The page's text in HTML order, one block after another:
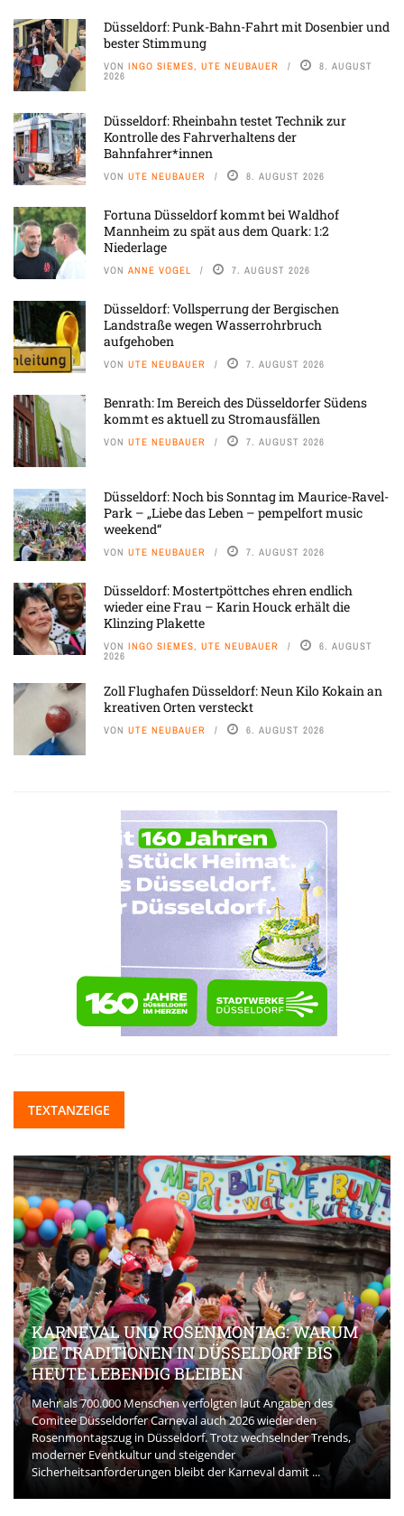
Düsseldorf: Punk-Bahn-Fahrt mit Dosenbier und
bester Stimmung
VON INGO SIEMES, UTE NEUBAUER 8. AUGUST
2026
Düsseldorf: Rheinbahn testet Technik zur
Kontrolle des Fahrverhaltens der
Bahnfahrer*innen
VON UTE NEUBAUER 8. AUGUST 2026
Fortuna Düsseldorf kommt bei Waldhof
Mannheim zu spät aus dem Quark: 1:2
Niederlage
VON ANNE VOGEL 7. AUGUST 2026
Düsseldorf: Vollsperrung der Bergischen
Landstraße wegen Wasserrohrbruch
aufgehoben
VON UTE NEUBAUER 7. AUGUST 2026
Benrath: Im Bereich des Düsseldorfer Südens
kommt es aktuell zu Stromausfällen
VON UTE NEUBAUER 7. AUGUST 2026
Düsseldorf: Noch bis Sonntag im Maurice-Ravel-
Park – „Liebe das Leben – pempelfort music
weekend“
VON UTE NEUBAUER 7. AUGUST 2026
Düsseldorf: Mostertpöttches ehren endlich
wieder eine Frau – Karin Houck erhält die
Klinzing Plakette
VON INGO SIEMES, UTE NEUBAUER 6. AUGUST
2026
Zoll Flughafen Düsseldorf: Neun Kilo Kokain an
kreativen Orten versteckt
VON UTE NEUBAUER 6. AUGUST 2026
TEXTANZEIGE
KARNEVAL UND ROSENMONTAG: WARUM
DIE TRADITIONEN IN DÜSSELDORF BIS
HEUTE LEBENDIG BLEIBEN
Mehr als 700.000 Menschen verfolgten laut Angaben des
Comitee Düsseldorfer Carneval auch 2026 wieder den
Rosenmontagszug in Düsseldorf. Trotz wechselnder Trends,
moderner Eventkultur und steigender
Sicherheitsanforderungen bleibt der Karneval damit ...